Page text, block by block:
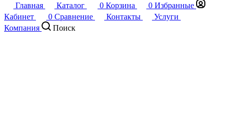
Главная
Каталог 0 Корзина 0 Избранные
Кабинет
0 Сравнение Контакты
Услуги
Компания
Поиск